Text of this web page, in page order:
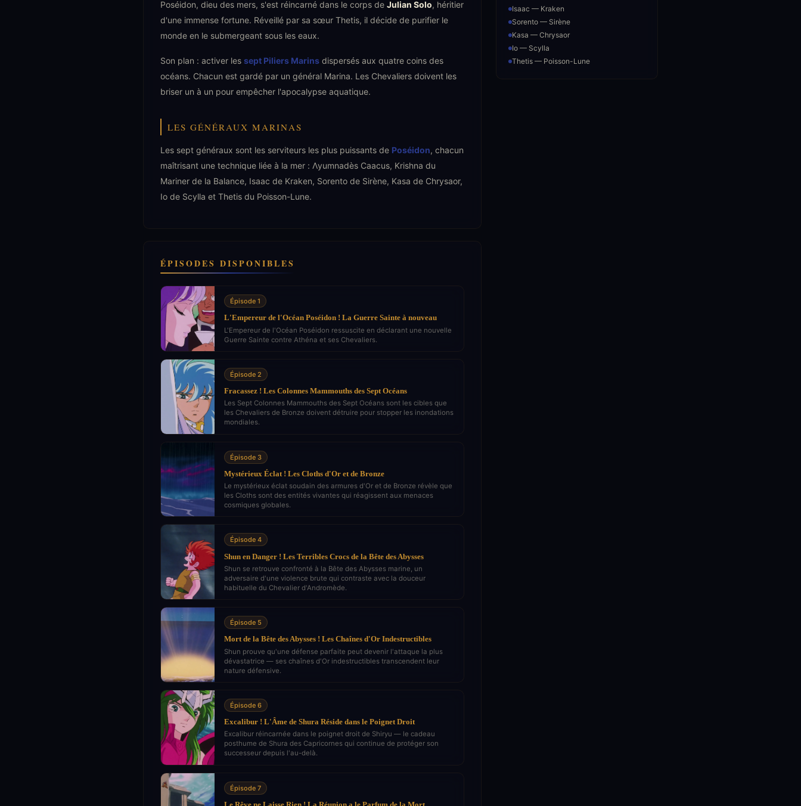
Poséidon, dieu des mers, s'est réincarné dans le corps de Julian Solo, héritier
d'une immense fortune. Réveillé par sa sœur Thetis, il décide de purifier le
monde en le submergeant sous les eaux.
Son plan : activer les sept Piliers Marins dispersés aux quatre coins des
océans. Chacun est gardé par un général Marina. Les Chevaliers doivent les
briser un à un pour empêcher l'apocalypse aquatique.
LES GÉNÉRAUX MARINAS
Les sept généraux sont les serviteurs les plus puissants de Poséidon, chacun
maîtrisant une technique liée à la mer : Λyumnadès Caacus, Krishna du
Mariner de la Balance, Isaac de Kraken, Sorento de Sirène, Kasa de Chrysaor,
Io de Scylla et Thetis du Poisson-Lune.
ÉPISODES DISPONIBLES
Épisode 1
L'Empereur de l'Océan Poséidon ! La Guerre Sainte à nouveau
L'Empereur de l'Océan Poséidon ressuscite en déclarant une nouvelle
Guerre Sainte contre Athéna et ses Chevaliers.
Épisode 2
Fracassez ! Les Colonnes Mammouths des Sept Océans
Les Sept Colonnes Mammouths des Sept Océans sont les cibles que
les Chevaliers de Bronze doivent détruire pour stopper les inondations
mondiales.
Épisode 3
Mystérieux Éclat ! Les Cloths d'Or et de Bronze
Le mystérieux éclat soudain des armures d'Or et de Bronze révèle que
les Cloths sont des entités vivantes qui réagissent aux menaces
cosmiques globales.
Épisode 4
Shun en Danger ! Les Terribles Crocs de la Bête des Abysses
Shun se retrouve confronté à la Bête des Abysses marine, un
adversaire d'une violence brute qui contraste avec la douceur
habituelle du Chevalier d'Andromède.
Épisode 5
Mort de la Bête des Abysses ! Les Chaînes d'Or Indestructibles
Shun prouve qu'une défense parfaite peut devenir l'attaque la plus
dévastatrice — ses chaînes d'Or indestructibles transcendent leur
nature défensive.
Épisode 6
Excalibur ! L'Âme de Shura Réside dans le Poignet Droit
Excalibur réincarnée dans le poignet droit de Shiryu — le cadeau
posthume de Shura des Capricornes qui continue de protéger son
successeur depuis l'au-delà.
Épisode 7
Isaac — Kraken
Sorento — Sirène
Kasa — Chrysaor
Io — Scylla
Thetis — Poisson-Lune